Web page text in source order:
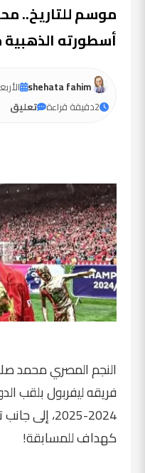
موسم للتاريخ..
أسطورته الذهبية
shehata fahim الأربعاء،
2دقيقة قراءة تعليق
النجم المصري محمد
فريقه ليفربول بلقب
2024-2025،
كهداف للمسابقة!